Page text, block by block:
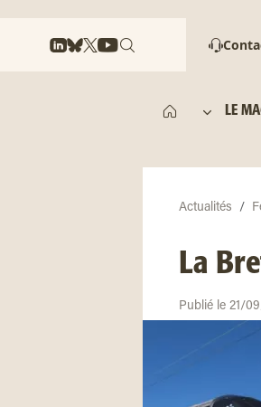
LE
Actualités
La
Publié le 21/